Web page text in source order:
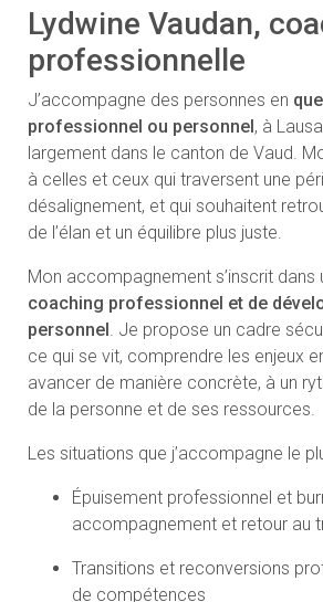
largement dans le canton de Vaud.
à celles et ceux qui traversent une
désalignement, et qui souhaitent
Mon accompagnement s’inscrit dans
coaching professionnel et de
personnel . Je propose un cadre
ce qui se vit, comprendre les enjeux
avancer de manière concrète, à un
Les situations que j’accompagne le
Épuisement professionnel et
accompagnement et retour au
Transitions et reconversions
de compétences
Stress chronique, surcharge
persistante
Confiance en soi, difficulté à